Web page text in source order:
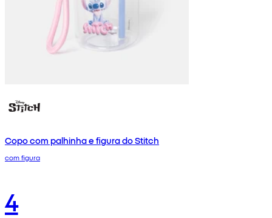
Copo com palhinha e figura do Stitch
com figura
4